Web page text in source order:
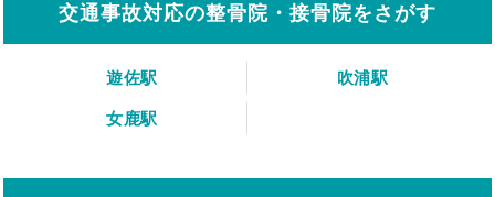
交通事故対応の整骨院・接骨院をさがす
遊佐駅
吹浦駅
女鹿駅